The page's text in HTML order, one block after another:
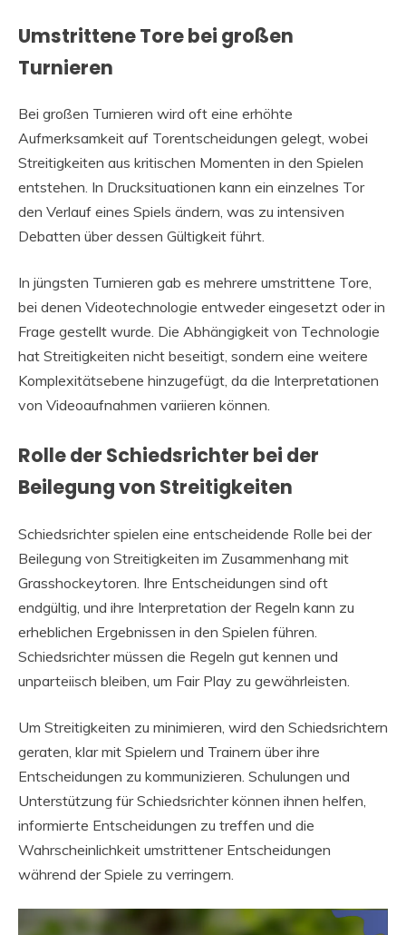
Umstrittene Tore bei großen
Turnieren
Bei großen Turnieren wird oft eine erhöhte
Aufmerksamkeit auf Torentscheidungen gelegt, wobei
Streitigkeiten aus kritischen Momenten in den Spielen
entstehen. In Drucksituationen kann ein einzelnes Tor
den Verlauf eines Spiels ändern, was zu intensiven
Debatten über dessen Gültigkeit führt.
In jüngsten Turnieren gab es mehrere umstrittene Tore,
bei denen Videotechnologie entweder eingesetzt oder in
Frage gestellt wurde. Die Abhängigkeit von Technologie
hat Streitigkeiten nicht beseitigt, sondern eine weitere
Komplexitätsebene hinzugefügt, da die Interpretationen
von Videoaufnahmen variieren können.
Rolle der Schiedsrichter bei der
Beilegung von Streitigkeiten
Schiedsrichter spielen eine entscheidende Rolle bei der
Beilegung von Streitigkeiten im Zusammenhang mit
Grasshockeytoren. Ihre Entscheidungen sind oft
endgültig, und ihre Interpretation der Regeln kann zu
erheblichen Ergebnissen in den Spielen führen.
Schiedsrichter müssen die Regeln gut kennen und
unparteiisch bleiben, um Fair Play zu gewährleisten.
Um Streitigkeiten zu minimieren, wird den Schiedsrichtern
geraten, klar mit Spielern und Trainern über ihre
Entscheidungen zu kommunizieren. Schulungen und
Unterstützung für Schiedsrichter können ihnen helfen,
informierte Entscheidungen zu treffen und die
Wahrscheinlichkeit umstrittener Entscheidungen
während der Spiele zu verringern.